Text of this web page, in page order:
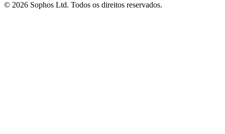
© 2026 Sophos Ltd. Todos os direitos reservados.